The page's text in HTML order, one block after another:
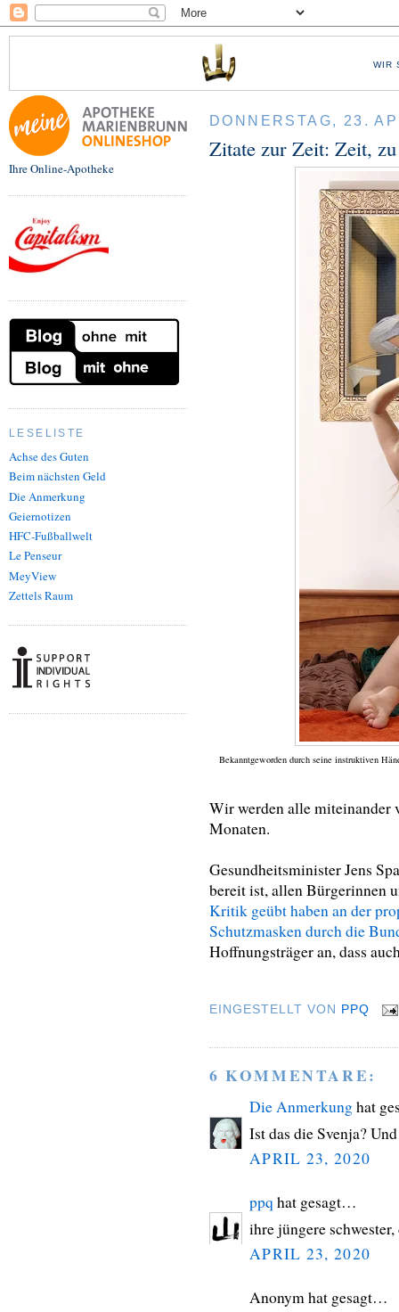
WIR
Ihre Online-Apotheke
LESELISTE
Achse des Guten
Beim nächsten Geld
Die Anmerkung
Geiernotizen
HFC-Fußballwelt
Le Penseur
MeyView
Zettels Raum
DONNERSTAG, 23.
Zitate zur Zeit: Zeit,
Bekanntgeworden durch seine instruktiven
Wir werden alle miteinander
Monaten.
Gesundheitsminister Jens
bereit ist, allen Bürgerinnen
Kritik geübt haben an der
Schutzmasken durch die
Hoffnungsträger an, dass
EINGESTELLT VON PPQ
6 KOMMENTARE:
Die Anmerkunghat
Ist das die Svenja?
APRIL 23, 2020
ppq hat gesagt…
ihre jüngere
APRIL 23, 2020
Anonym hat gesagt…